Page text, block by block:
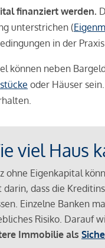
finanziert werden.
unterstrichen (
in der
können neben
oder Häuser sein.
viel Haus
ohne Eigenkapital
darin, dass die
Einzelne Banken
Risiko. Darauf
Immobilie als